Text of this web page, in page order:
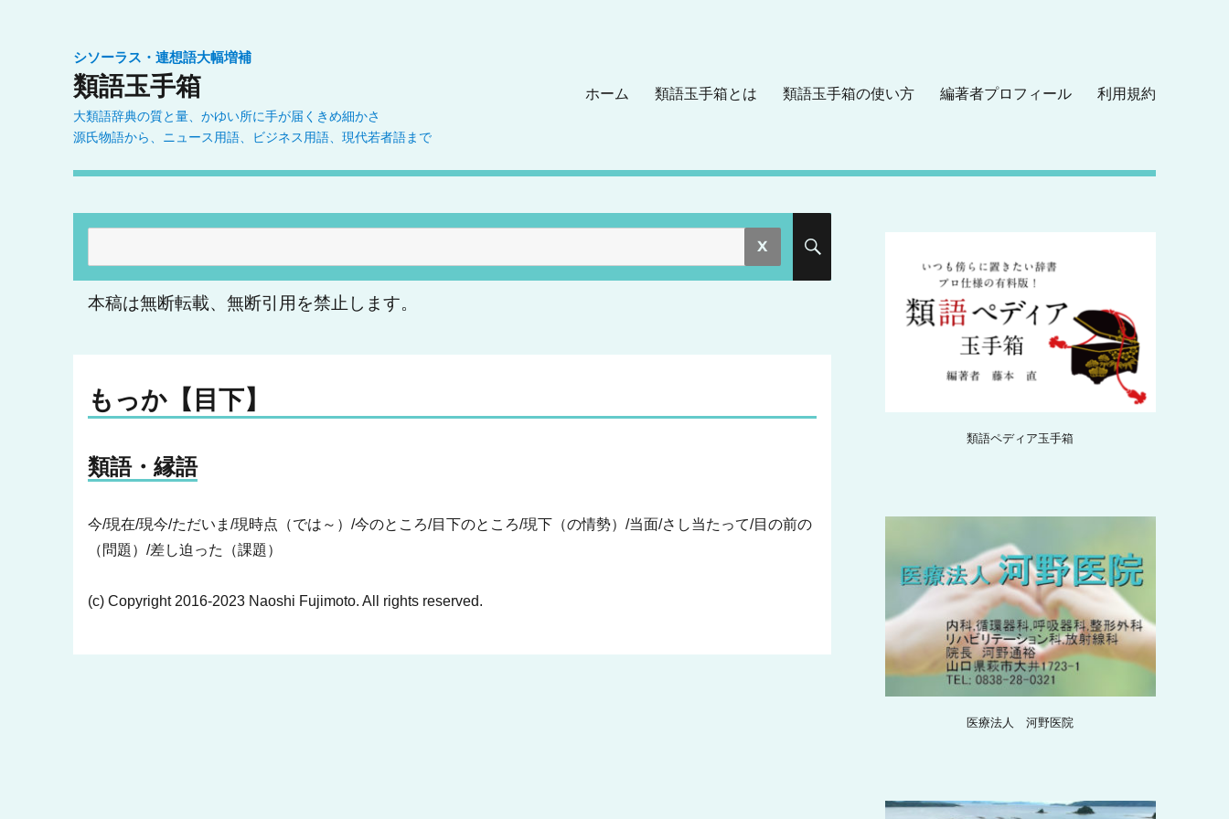
シソーラス・連想語大幅増補
類語玉手箱
大類語辞典の質と量、かゆい所に手が届くきめ細かさ
源氏物語から、ニュース用語、ビジネス用語、現代若者語まで
ホーム 類語玉手箱とは 類語玉手箱の使い方 編著者プロフィール 利用規約
索:
本稿は無断転載、無断引用を禁止します。
もっか【目下】
類語・縁語
今/現在/現今/ただいま/現時点（では～）/今のところ/目下のところ/現下（の情勢）/当面/さし当たって/目の前の
（問題）/差し迫った（課題）
(c) Copyright 2016-2023 Naoshi Fujimoto. All rights reserved.
類語ペディア玉手箱
医療法人 河野医院